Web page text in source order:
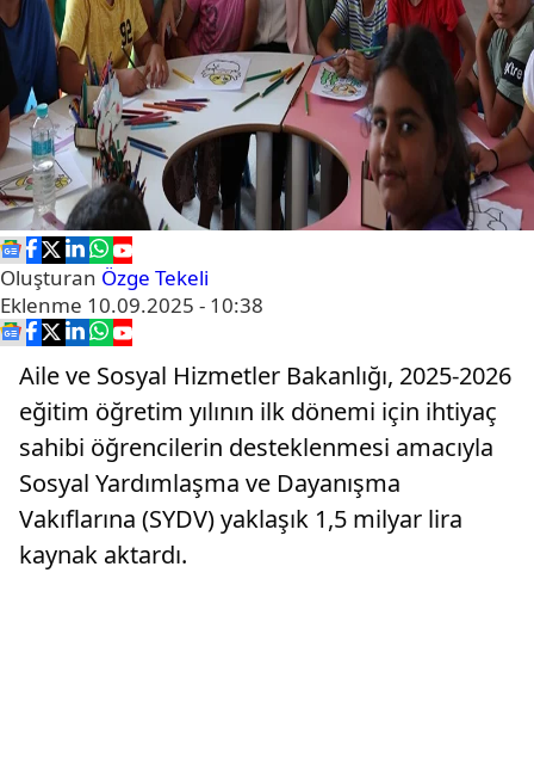
Oluşturan Özge Tekeli
Eklenme 10.09.2025 - 10:38
Aile ve Sosyal Hizmetler Bakanlığı, 2025-2026
eğitim öğretim yılının ilk dönemi için ihtiyaç
sahibi öğrencilerin desteklenmesi amacıyla
Sosyal Yardımlaşma ve Dayanışma
Vakıflarına (SYDV) yaklaşık 1,5 milyar lira
kaynak aktardı.